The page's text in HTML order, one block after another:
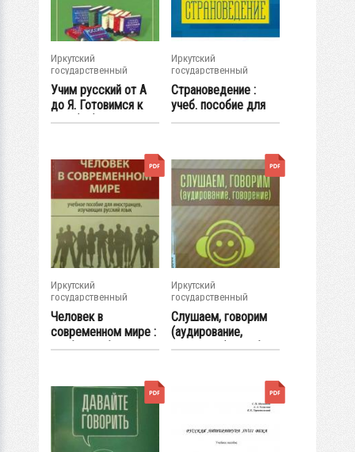
Иркутский
государственный
университет
Учим русский от А
до Я. Готовимся к
ТБУ (А2) :...
Иркутский
государственный
университет
Страноведение :
учеб. пособие для
иностр....
Иркутский
государственный
университет
Человек в
современном мире :
учеб. пособие для...
Иркутский
государственный
университет
Слушаем, говорим
(аудирование,
говорение) : учеб...